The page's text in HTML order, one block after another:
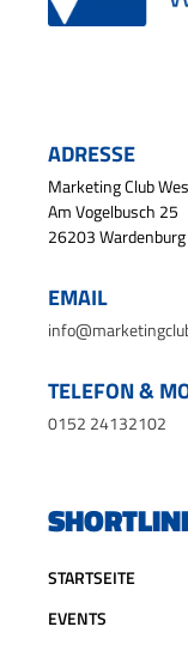
ADRESSE
Marketing Club
Am Vogelbusch 25
26203 Wardenburg
EMAIL
TELEFON &
0152 24132102
STARTSEITE
EVENTS